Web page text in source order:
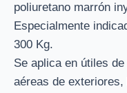
poliuretano marrón
Especialmente
300 Kg.
Se aplica en útiles
aéreas de